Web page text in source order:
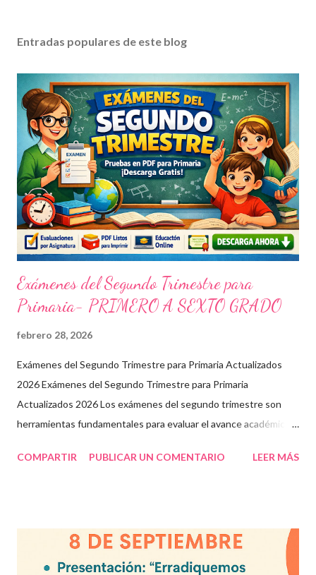
Entradas populares de este blog
Exámenes del Segundo Trimestre para
Primaria- PRIMERO A SEXTO GRADO
febrero 28, 2026
Exámenes del Segundo Trimestre para Primaria Actualizados
2026 Exámenes del Segundo Trimestre para Primaria
Actualizados 2026 Los exámenes del segundo trimestre son
herramientas fundamentales para evaluar el avance académico
descargable en PDF, diseñado para docentes que buscan
frecuentes Beneficios de utilizar estos exámenes trimestrales
Evaluaciones alineadas al programa oficial. Formato optimizado
COMPARTIR PUBLICAR UN COMENTARIO LEER MÁS